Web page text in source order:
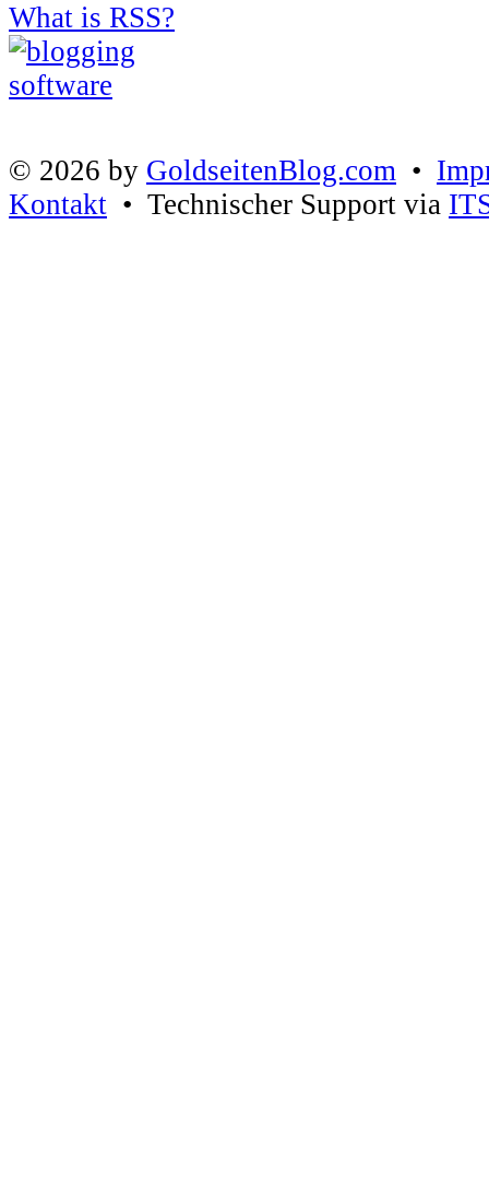
What is RSS?
© 2026 by GoldseitenBlog.com •
Kontakt • Technischer Support via